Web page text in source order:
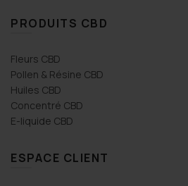
PRODUITS CBD
Fleurs CBD
Pollen & Résine CBD
Huiles CBD
Concentré CBD
E-liquide CBD
ESPACE CLIENT